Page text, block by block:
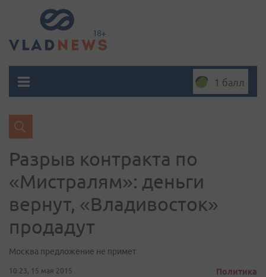
1 балл
Разрыв контракта по
«Мистралям»: деньги
вернут, «Владивосток»
продадут
Москва предложение не примет
10:23, 15 мая 2015 Политика